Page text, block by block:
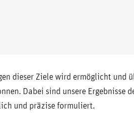
dieser Ziele wird ermöglicht und
Dabei sind unsere Ergebnisse
und präzise formuliert.